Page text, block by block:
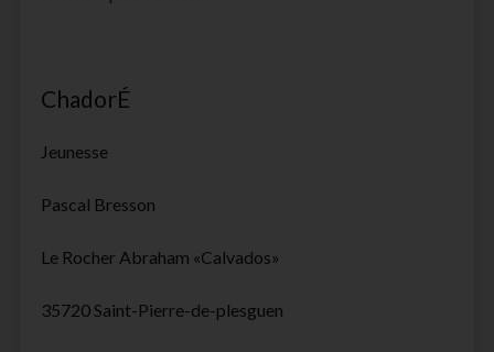
ChadorÉ
Jeunesse
Pascal Bresson
Le Rocher Abraham «Calvados»
35720 Saint-Pierre-de-plesguen